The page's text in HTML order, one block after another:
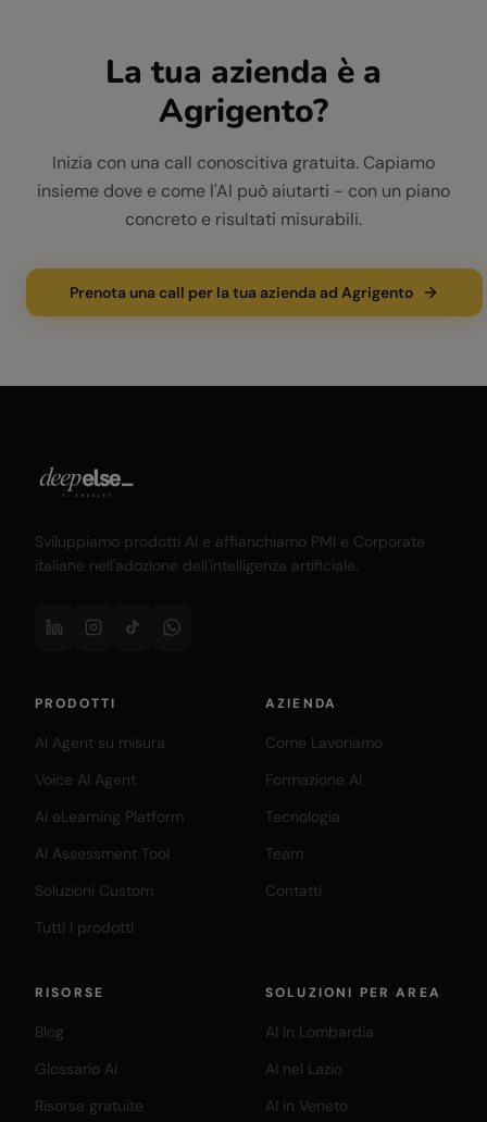
La tua azienda è a
Agrigento?
Inizia con una call conoscitiva gratuita. Capiamo
insieme dove e come l'AI può aiutarti - con un piano
concreto e risultati misurabili.
Prenota una call per la tua azienda ad Agrigento
Sviluppiamo prodotti AI e affianchiamo PMI e Corporate
italiane nell'adozione dell'intelligenza artificiale.
PRODOTTI
AI Agent su misura
Voice AI Agent
AI eLearning Platform
AI Assessment Tool
Soluzioni Custom
Tutti i prodotti
AZIENDA
Come Lavoriamo
Formazione AI
Tecnologia
Team
Contatti
RISORSE
Blog
Glossario AI
Risorse gratuite
SOLUZIONI PER AREA
AI in Lombardia
AI nel Lazio
AI in Veneto